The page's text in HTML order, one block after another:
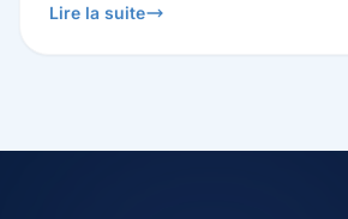
moi la plus belle promesse que je
Lire la suite